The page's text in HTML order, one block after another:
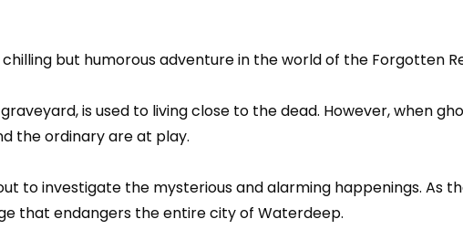
but humorous adventure in the world of the Forgotten
is used to living close to the dead. However, when
the ordinary are at play.
to investigate the mysterious and alarming happenings. As
that endangers the entire city of Waterdeep.